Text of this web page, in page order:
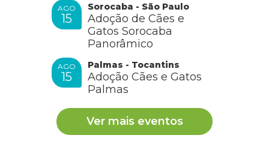
AGO
15
Sorocaba - São Paulo
Adoção de Cães e
Gatos Sorocaba
Panorâmico
AGO
15
Palmas - Tocantins
Adoção Cães e Gatos
Palmas
Ver mais eventos